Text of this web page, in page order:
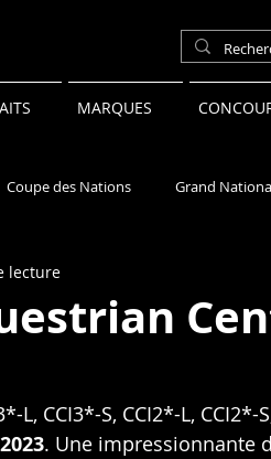
MARQUES
Coupe des Nations Grand
lecture
L, CCI3*-S, CCI2*-L, CCI2*-
. Une impressionnante